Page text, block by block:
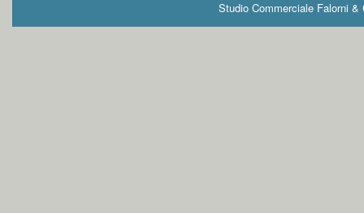
Studio Commerciale Falorni